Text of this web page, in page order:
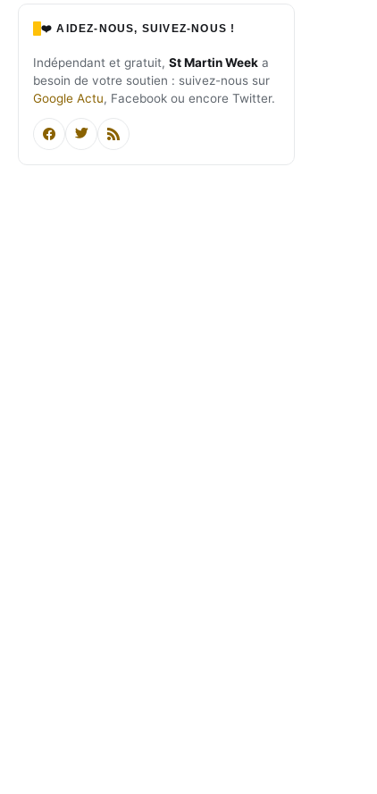
❤️ AIDEZ-NOUS, SUIVEZ-NOUS !
Indépendant et gratuit, St Martin Week a
besoin de votre soutien : suivez-nous sur
Google Actu, Facebook ou encore Twitter.